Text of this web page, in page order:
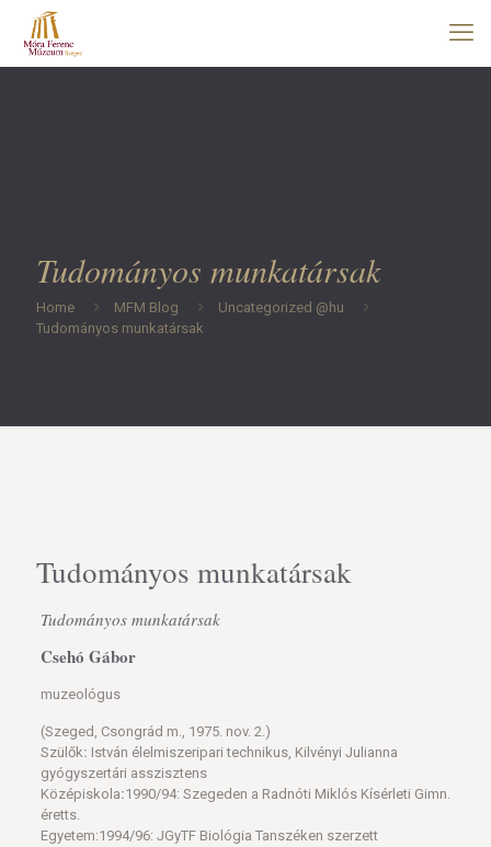
Tudományos munkatársak
Home MFM Blog
Uncategorized @hu
Tudományos munkatársak
Tudományos munkatársak
Tudományos munkatársak
Csehó Gábor
muzeológus
(Szeged, Csongrád m., 1975. nov. 2.)
Szülők: István élelmiszeripari technikus, Kilvényi Julianna
gyógyszertári asszisztens
Középiskola:1990/94: Szegeden a Radnóti Miklós Kísérleti Gimn.
éretts.
Egyetem:1994/96: JGyTF Biológia Tanszéken szerzett